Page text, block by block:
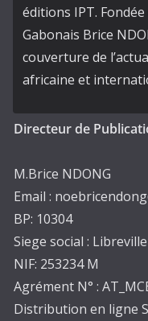
éditions IPT.
Gabonais Brice
couverture de
africaine et
Directeur de
M.Brice NDONG
Email :
BP: 10304
Siege social :
NIF: 253234 M
Agrément N° :
Distribution en ligne